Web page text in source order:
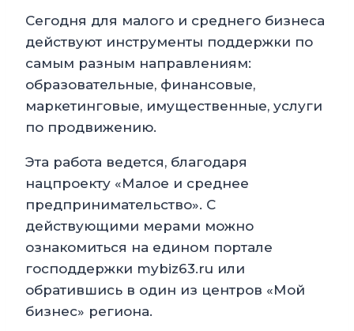
Сегодня для малого и среднего бизнеса
действуют инструменты поддержки по
самым разным направлениям:
образовательные, финансовые,
маркетинговые, имущественные, услуги
по продвижению.
Эта работа ведется, благодаря
нацпроекту «Малое и среднее
предпринимательство». С
действующими мерами можно
ознакомиться на едином портале
господдержки mybiz63.ru или
обратившись в один из центров «Мой
бизнес» региона.